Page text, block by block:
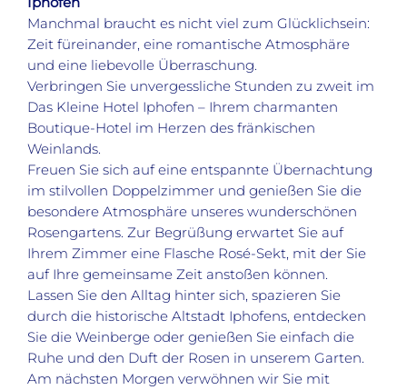
Manchmal braucht es nicht viel zum Glücklichsein:
Zeit füreinander, eine romantische Atmosphäre
und eine liebevolle Überraschung.
Verbringen Sie unvergessliche Stunden zu zweit im
Das Kleine Hotel Iphofen – Ihrem charmanten
Boutique-Hotel im Herzen des fränkischen
Weinlands.
Freuen Sie sich auf eine entspannte Übernachtung
im stilvollen Doppelzimmer und genießen Sie die
besondere Atmosphäre unseres wunderschönen
Rosengartens. Zur Begrüßung erwartet Sie auf
Ihrem Zimmer eine Flasche Rosé-Sekt, mit der Sie
auf Ihre gemeinsame Zeit anstoßen können.
Lassen Sie den Alltag hinter sich, spazieren Sie
durch die historische Altstadt Iphofens, entdecken
Sie die Weinberge oder genießen Sie einfach die
Ruhe und den Duft der Rosen in unserem Garten.
Am nächsten Morgen verwöhnen wir Sie mit